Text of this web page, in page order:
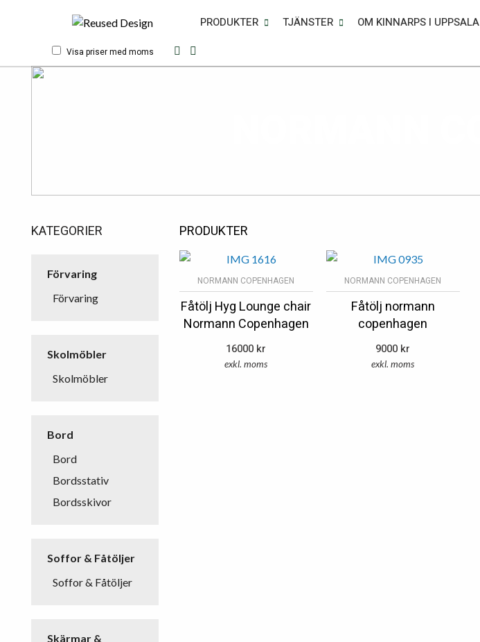
Visa priser med moms
PRODUKTER TJÄNSTER OM KINNARPS I UPPSALA
KATEGORIER
Förvaring
Förvaring
Skolmöbler
Skolmöbler
Bord
Bord
Bordsstativ
Bordsskivor
Soffor & Fåtöljer
Soffor & Fåtöljer
Skärmar &
PRODUKTER
NORMANN COPENHAGEN
Fåtölj Hyg Lounge chair
Normann Copenhagen
16000 kr
exkl. moms
NORMANN COPENHAGEN
Fåtölj normann
copenhagen
9000 kr
exkl. moms